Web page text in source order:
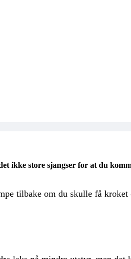
ikke store sjangser for at du
tilbake om du skulle få kroket